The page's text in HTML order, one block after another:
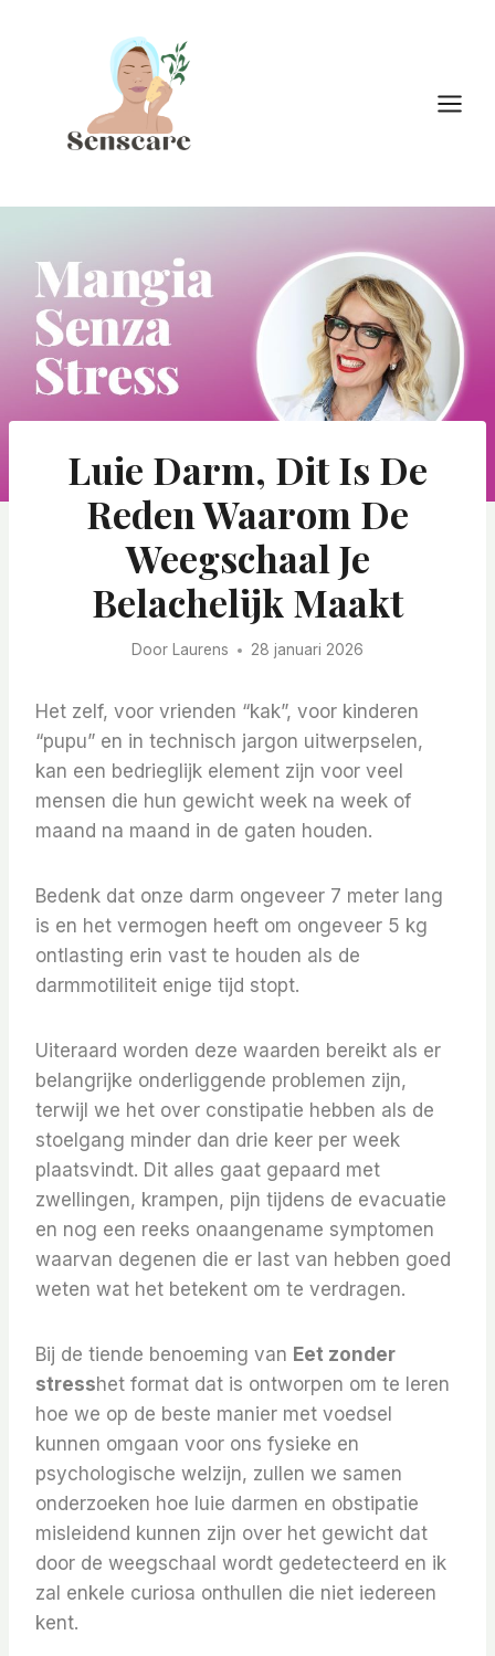
Luie Darm, Dit Is De
Reden Waarom De
Weegschaal Je
Belachelijk Maakt
Door Laurens 28 januari 2026
Het zelf, voor vrienden “kak”, voor kinderen
“pupu” en in technisch jargon uitwerpselen,
kan een bedrieglijk element zijn voor veel
mensen die hun gewicht week na week of
maand na maand in de gaten houden.
Bedenk dat onze darm ongeveer 7 meter lang
is en het vermogen heeft om ongeveer 5 kg
ontlasting erin vast te houden als de
darmmotiliteit enige tijd stopt.
Uiteraard worden deze waarden bereikt als er
belangrijke onderliggende problemen zijn,
terwijl we het over constipatie hebben als de
stoelgang minder dan drie keer per week
plaatsvindt. Dit alles gaat gepaard met
zwellingen, krampen, pijn tijdens de evacuatie
en nog een reeks onaangename symptomen
waarvan degenen die er last van hebben goed
weten wat het betekent om te verdragen.
Bij de tiende benoeming van Eet zonder
stresshet format dat is ontworpen om te leren
hoe we op de beste manier met voedsel
kunnen omgaan voor ons fysieke en
psychologische welzijn, zullen we samen
onderzoeken hoe luie darmen en obstipatie
misleidend kunnen zijn over het gewicht dat
door de weegschaal wordt gedetecteerd en ik
zal enkele curiosa onthullen die niet iedereen
kent.